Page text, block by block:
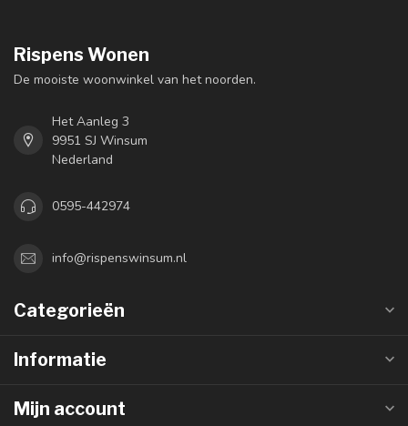
Rispens Wonen
De mooiste woonwinkel van het noorden.
Het Aanleg 3
9951 SJ Winsum
Nederland
0595-442974
info@rispenswinsum.nl
Categorieën
Informatie
Mijn account